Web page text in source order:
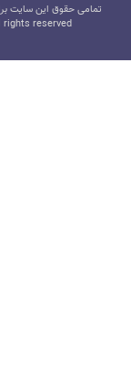
تمامی حقوق این سایت
rights reserved